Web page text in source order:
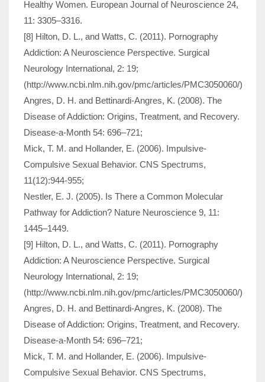
Healthy Women. European Journal of Neuroscience 24,
11: 3305–3316.
[8] Hilton, D. L., and Watts, C. (2011). Pornography
Addiction: A Neuroscience Perspective. Surgical
Neurology International, 2: 19;
(http://www.ncbi.nlm.nih.gov/pmc/articles/PMC3050060/)
Angres, D. H. and Bettinardi-Angres, K. (2008). The
Disease of Addiction: Origins, Treatment, and Recovery.
Disease-a-Month 54: 696–721;
Mick, T. M. and Hollander, E. (2006). Impulsive-
Compulsive Sexual Behavior. CNS Spectrums,
11(12):944-955;
Nestler, E. J. (2005). Is There a Common Molecular
Pathway for Addiction? Nature Neuroscience 9, 11:
1445–1449.
[9] Hilton, D. L., and Watts, C. (2011). Pornography
Addiction: A Neuroscience Perspective. Surgical
Neurology International, 2: 19;
(http://www.ncbi.nlm.nih.gov/pmc/articles/PMC3050060/)
Angres, D. H. and Bettinardi-Angres, K. (2008). The
Disease of Addiction: Origins, Treatment, and Recovery.
Disease-a-Month 54: 696–721;
Mick, T. M. and Hollander, E. (2006). Impulsive-
Compulsive Sexual Behavior. CNS Spectrums,